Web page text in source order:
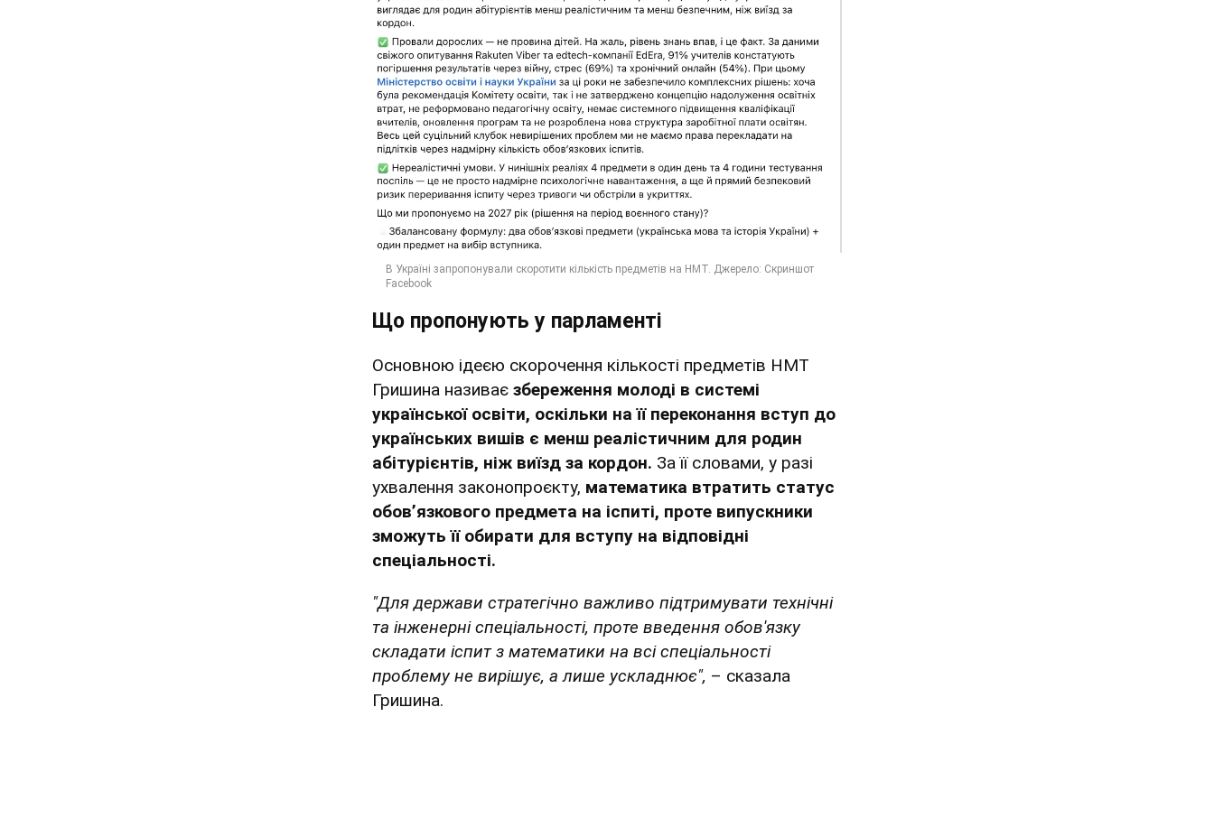
Що пропонують у парламенті
Основною ідеєю скорочення кількості предметів НМТ
Гришина називає збереження молоді в системі
української освіти, оскільки на її переконання вступ до
українських вишів є менш реалістичним для родин
абітурієнтів, ніж виїзд за кордон. За її словами, у разі
ухвалення законопроєкту, математика втратить статус
обовʼязкового предмета на іспиті, проте випускники
зможуть її обирати для вступу на відповідні
спеціальності.
"Для держави стратегічно важливо підтримувати технічні
та інженерні спеціальності, проте введення обов'язку
складати іспит з математики на всі спеціальності
проблему не вирішує, а лише ускладнює", – сказала
Гришина.